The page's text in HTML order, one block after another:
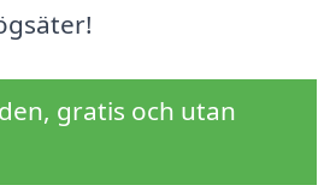
gratis och utan